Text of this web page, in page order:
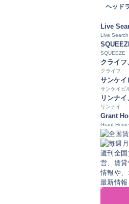
ヘッド
Live
Live Search
SQUEEZE
クライ
クライフ
サンケイ
サンケイビ
リンナ
リンナイ
Grant
Grant Home
週刊全
営、賃
情報や
最新情報